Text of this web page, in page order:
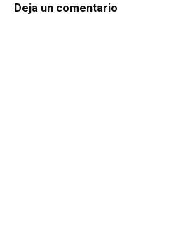
Deja un comentario